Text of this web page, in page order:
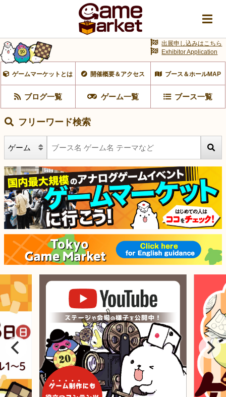
ゲームマーケットとは 開催概要＆アクセス ブース＆ホールMAP
ブログ一覧 ゲーム一覧 ブース一覧
出展申し込みはこちら
Exhibitor Application
フリーワード検索